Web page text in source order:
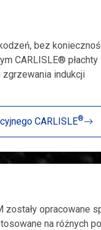
bez
CARLISLE® płachty
indukcji
CARLISLE®
opracowane
na różnych